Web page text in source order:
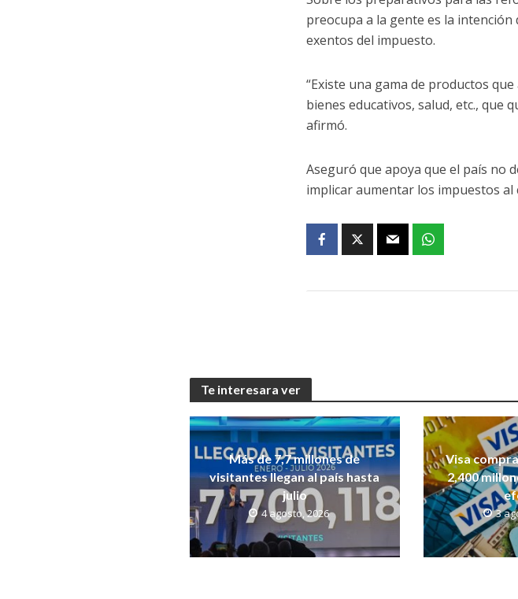
preocupa a la gente es la
exentos del impuesto.
“Existe una gama de productos
bienes educativos, salud, etc., que
afirmó.
Aseguró que apoya que el país no
implicar aumentar los impuestos al
Te interesara ver
Más de 7,7 millones de
visitantes llegan al país hasta
julio
4 agosto, 2026
Visa
2,400
3